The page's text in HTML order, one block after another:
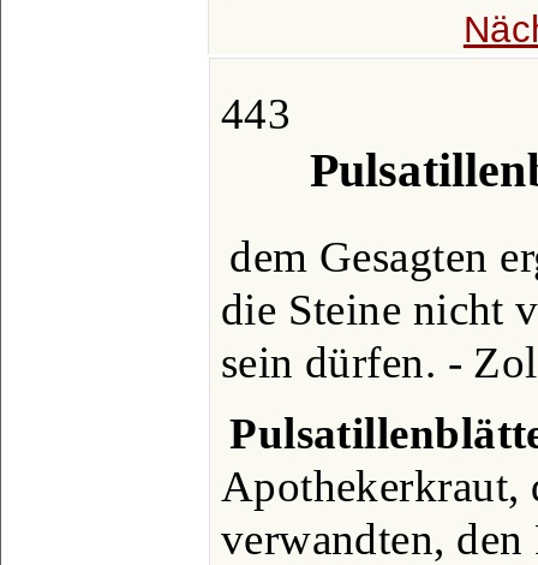
443
dem Gesagten
die Steine nicht
sein dürfen. -
Apothekerkraut,
verwandten, den